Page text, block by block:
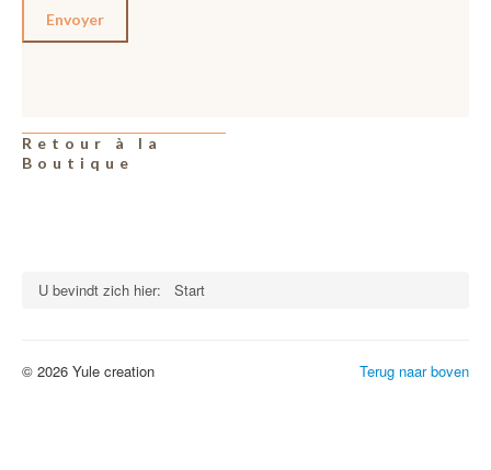
Envoyer
Retour à la
Boutique
U bevindt zich hier: Start
Terug naar boven
© 2026 Yule creation